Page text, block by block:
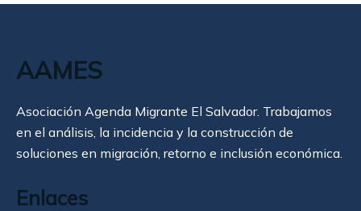
AAMES
Asociación Agenda Migrante El Salvador. Trabajamos
en el análisis, la incidencia y la construcción de
soluciones en migración, retorno e inclusión económica.
Enlaces